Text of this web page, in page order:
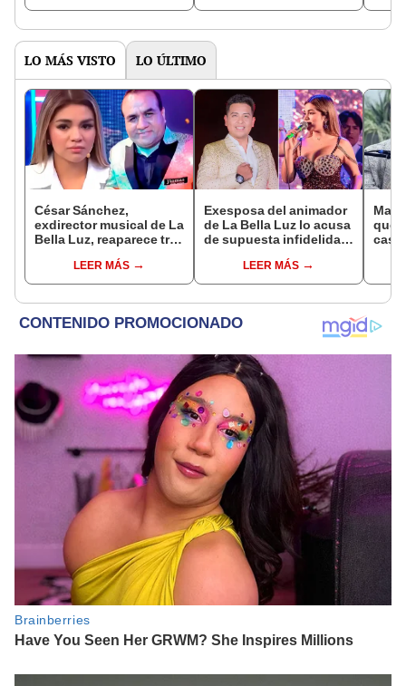
LO MÁS VISTO LO ÚLTIMO
César Sánchez,
exdirector musical de La
Bella Luz, reaparece tras
Saldaña con polémico
pedido: "Pido respetar
LEER MÁS
Exesposa del animador
de La Bella Luz lo acusa
de supuesta infidelidad
expone chats
LEER MÁS
qué
se